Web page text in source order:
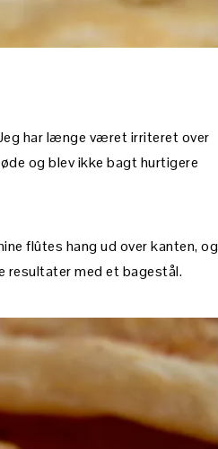
har længe været irriteret over
og blev ikke bagt hurtigere
flûtes hang ud over kanten, og
resultater med et bagestål.